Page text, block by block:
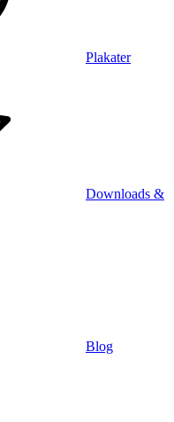
Plakater
Downloads &
Blog